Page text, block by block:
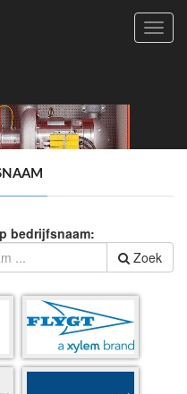
bedrijfsnaam:
Zoek